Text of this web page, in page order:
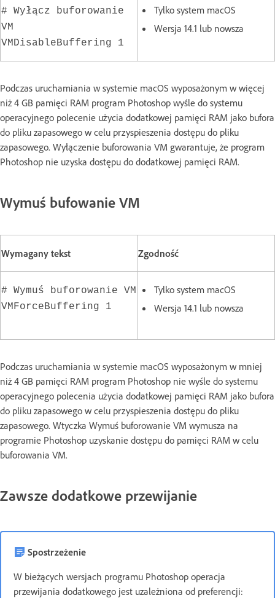
# Wyłącz buforowanie
VM
VMDisableBuffering 1
Tylko system macOS
Wersja 14.1 lub nowsza
Podczas uruchamiania w systemie macOS wyposażonym w więcej
niż 4 GB pamięci RAM program Photoshop wyśle do systemu
operacyjnego polecenie użycia dodatkowej pamięci RAM jako bufora
do pliku zapasowego w celu przyspieszenia dostępu do pliku
zapasowego. Wyłączenie buforowania VM gwarantuje, że program
Photoshop nie uzyska dostępu do dodatkowej pamięci RAM.
Wymuś bufowanie VM
Wymagany tekst Zgodność
# Wymuś buforowanie VM
VMForceBuffering 1
Tylko system macOS
Wersja 14.1 lub nowsza
Podczas uruchamiania w systemie macOS wyposażonym w mniej
niż 4 GB pamięci RAM program Photoshop nie wyśle do systemu
operacyjnego polecenia użycia dodatkowej pamięci RAM jako bufora
do pliku zapasowego w celu przyspieszenia dostępu do pliku
zapasowego. Wtyczka Wymuś buforowanie VM wymusza na
programie Photoshop uzyskanie dostępu do pamięci RAM w celu
buforowania VM.
Zawsze dodatkowe przewijanie
Spostrzeżenie
W bieżących wersjach programu Photoshop operacja
przewijania dodatkowego jest uzależniona od preferencji: